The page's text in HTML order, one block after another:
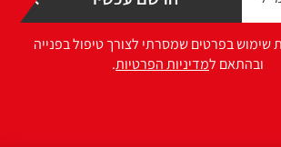
בפרטים שמסרתי לצורך טיפול בפנייה
ובהתאם למדיניות הפרטיות.